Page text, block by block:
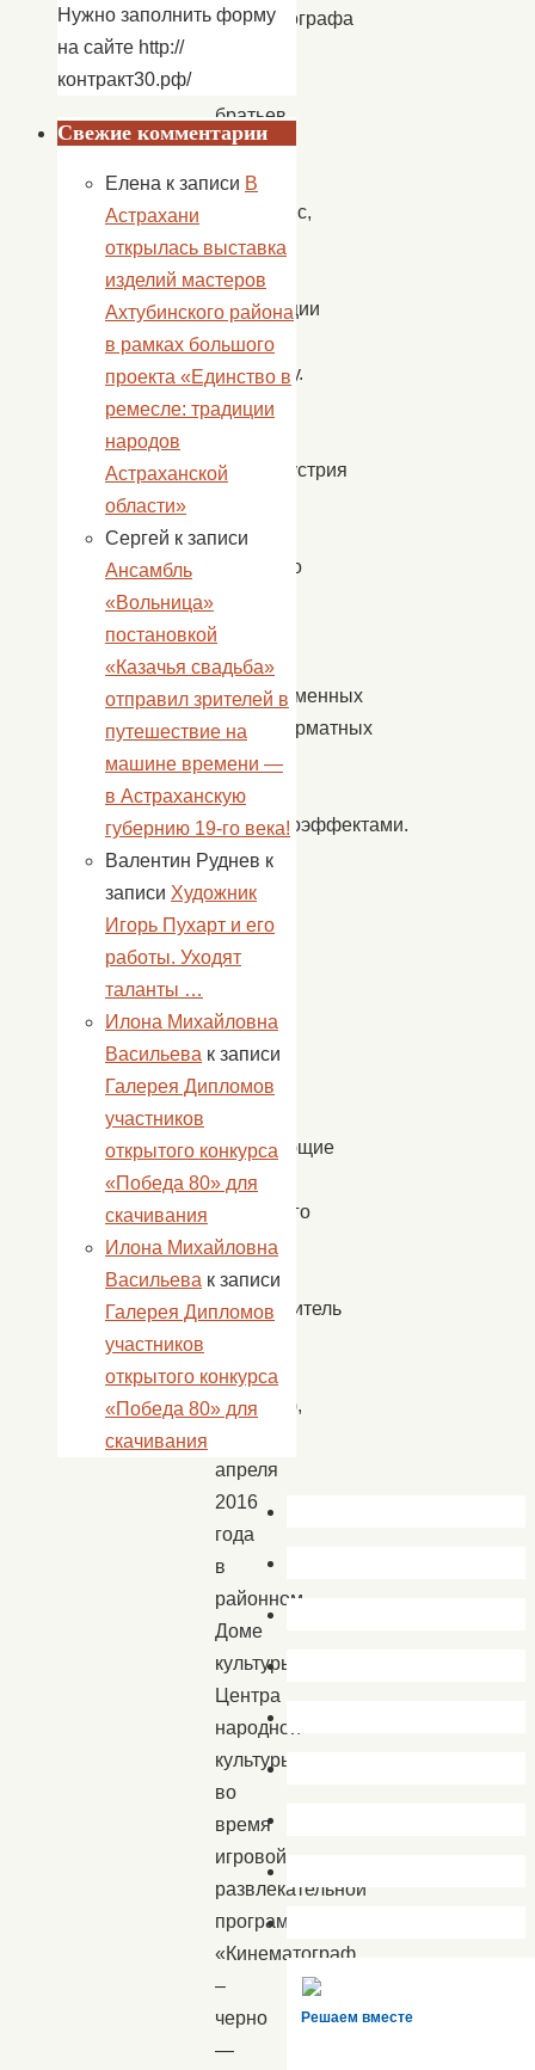
кинематографа
братьев
Люмьер,
первый
киносеанс,
которых
прошел
во Франции
в
1895 году.
С тех
киноиндустрия
путь
от немого
белого
кино
до современных
полноформатных
цветных
лент
со стереоэффектами.
Обо
всем
этом
и
другом
смогли
узнать
посещающие
клуб
выходного
дня
«БЭМС»
(руководитель
Лидия
Львовна),
апреля
2016
года
в
районном
Доме
культуры
Центра
народной
культуры
во
время
игровой
развлекательной
программы
«Кинематограф
–
черно
—
Нужно заполнить форму
на сайте http://
контракт30.рф/
Свежие комментарии
Елена к записи В
Астрахани
открылась выставка
изделий мастеров
Ахтубинского района
в рамках большого
проекта «Единство в
ремесле: традиции
народов
Астраханской
области»
Сергей к записи
Ансамбль
«Вольница»
постановкой
«Казачья свадьба»
отправил зрителей в
путешествие на
машине времени —
в Астраханскую
губернию 19-го века!
Валентин Руднев к
записи Художник
Игорь Пухарт и его
работы. Уходят
таланты …
Илона Михайловна
Васильева к записи
Галерея Дипломов
участников
открытого конкурса
«Победа 80» для
скачивания
Илона Михайловна
Васильева к записи
Галерея Дипломов
участников
открытого конкурса
«Победа 80» для
скачивания
Решаем вместе